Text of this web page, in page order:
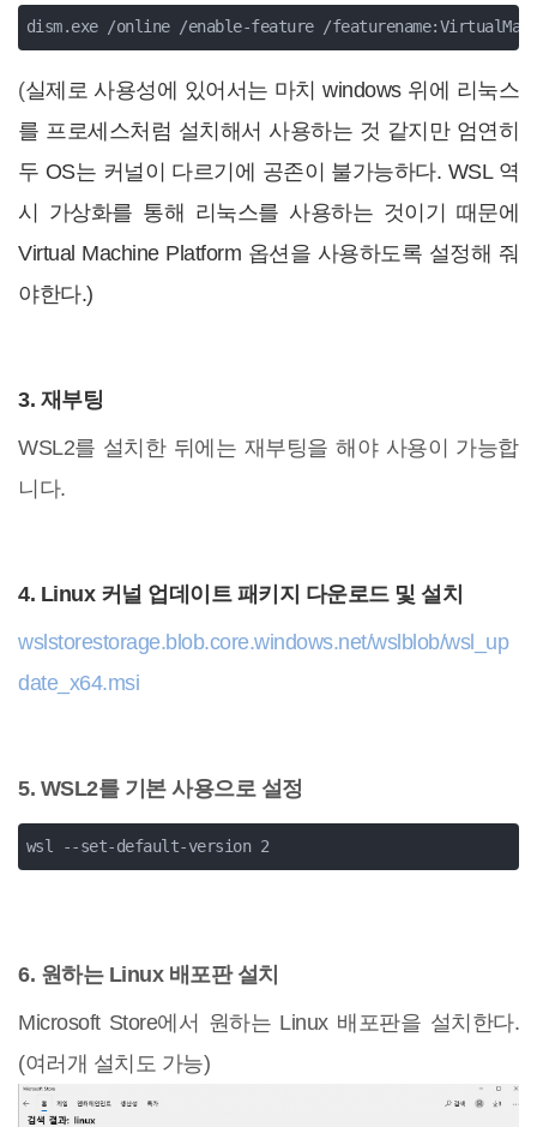
dism.exe /online /enable-feature /
(실제로 사용성에 있어서는 마치 windows 위에 리눅스
를 프로세스처럼 설치해서 사용하는 것 같지만 엄연히
두 OS는 커널이 다르기에 공존이 불가능하다. WSL 역
시 가상화를 통해 리눅스를 사용하는 것이기 때문에
Virtual Machine Platform 옵션을 사용하도록 설정해 줘
야한다.)
3. 재부팅
WSL2를 설치한 뒤에는 재부팅을 해야 사용이 가능합
니다.
4. Linux 커널 업데이트 패키지 다운로드 및 설치
wslstorestorage.blob.core.windows.net/wslblob/wsl_up
date_x64.msi
5. WSL2를 기본 사용으로 설정
wsl --set-default-version 2
6. 원하는 Linux 배포판 설치
Microsoft Store에서 원하는 Linux 배포판을 설치한다.
(여러개 설치도 가능)